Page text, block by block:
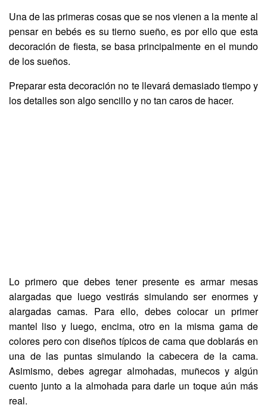
Una de las primeras cosas que se nos vienen a la mente al
pensar en bebés es su tierno sueño, es por ello que esta
decoración de fiesta, se basa principalmente en el mundo
de los sueños.
Preparar esta decoración no te llevará demasiado tiempo y
los detalles son algo sencillo y no tan caros de hacer.
Lo primero que debes tener presente es armar mesas
alargadas que luego vestirás simulando ser enormes y
alargadas camas. Para ello, debes colocar un primer
mantel liso y luego, encima, otro en la misma gama de
colores pero con diseños típicos de cama que doblarás en
una de las puntas simulando la cabecera de la cama.
Asimismo, debes agregar almohadas, muñecos y algún
cuento junto a la almohada para darle un toque aún más
real.